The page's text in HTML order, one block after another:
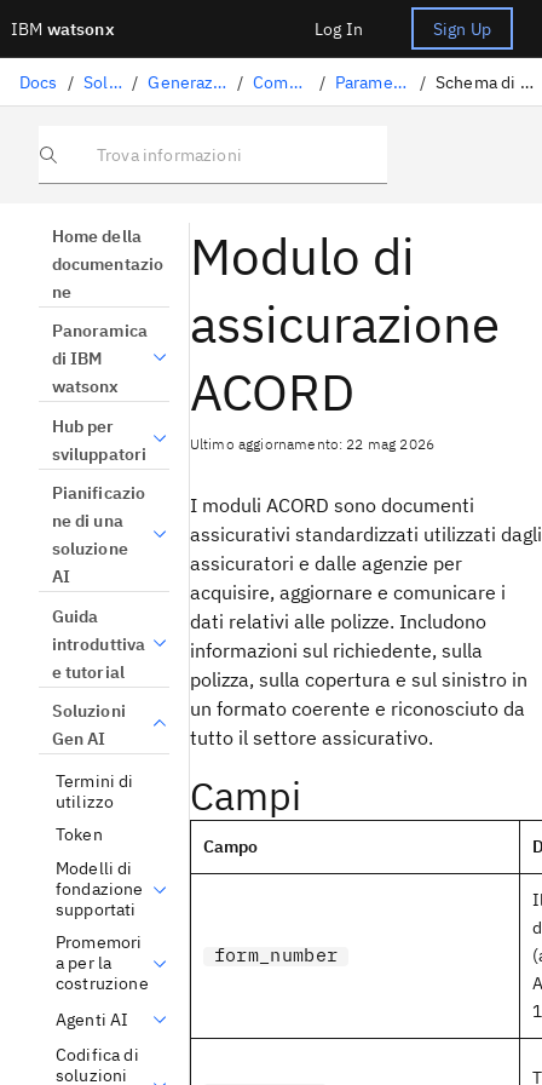
IBM watsonx Log In Sign Up
Docs / Soluzioni Gen AI / Generazione potenziata dal recupero / Comprendere i documenti / Parametri di elaborazione del testo / Schema di modulo assicurativo standardizzato ACORD
Trova informazioni
Home della
documentazio
ne
Panoramica
di IBM
watsonx
Hub per
sviluppatori
Pianificazio
ne di una
soluzione
AI
Guida
introduttiva
e tutorial
Soluzioni
Gen AI
Termini di
utilizzo
Token
Modelli di
fondazione
supportati
Promemori
a per la
costruzione
Agenti AI
Codifica di
soluzioni
Modulo di
assicurazione
ACORD
Ultimo aggiornamento: 22 mag 2026
I moduli ACORD sono documenti
assicurativi standardizzati utilizzati dagli
assicuratori e dalle agenzie per
acquisire, aggiornare e comunicare i
dati relativi alle polizze. Includono
informazioni sul richiedente, sulla
polizza, sulla copertura e sul sinistro in
un formato coerente e riconosciuto da
tutto il settore assicurativo.
Campi
Campo
form_number